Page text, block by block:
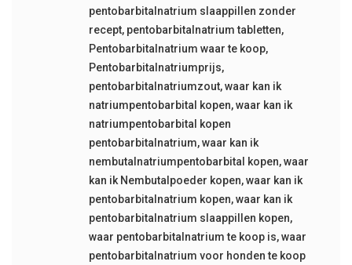
pentobarbitalnatrium slaappillen zonder
recept, pentobarbitalnatrium tabletten,
Pentobarbitalnatrium waar te koop,
Pentobarbitalnatriumprijs,
pentobarbitalnatriumzout,waar kan ik
natriumpentobarbital kopen,waar kan ik
natriumpentobarbital kopen
pentobarbitalnatrium,waar kan ik
nembutalnatriumpentobarbital kopen,waar
kan ik Nembutalpoeder kopen,waar kan ik
pentobarbitalnatrium kopen,waar kan ik
pentobarbitalnatrium slaappillen kopen,
waar pentobarbitalnatrium te koop is,waar
pentobarbitalnatrium voor honden te koop